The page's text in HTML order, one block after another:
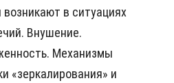
в ситуациях
Внушение.
Механизмы
«зеркалирования» и